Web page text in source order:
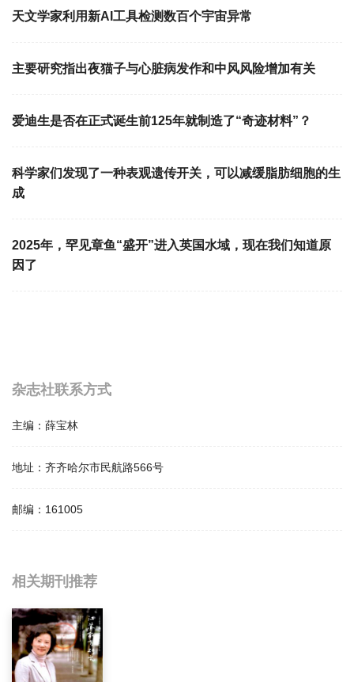
天文学家利用新AI工具检测数百个宇宙异常
主要研究指出夜猫子与心脏病发作和中风风险增加有关
爱迪生是否在正式诞生前125年就制造了“奇迹材料”？
科学家们发现了一种表观遗传开关，可以减缓脂肪细胞的生
成
2025年，罕见章鱼“盛开”进入英国水域，现在我们知道原
因了
杂志社联系方式
主编： 薛宝林
地址： 齐齐哈尔市民航路566号
邮编： 161005
相关提问
齐齐哈尔师范高等专科学校学报影响因子是多少？
齐齐哈尔师范高等专科学校学报怎么样？
相关期刊推荐